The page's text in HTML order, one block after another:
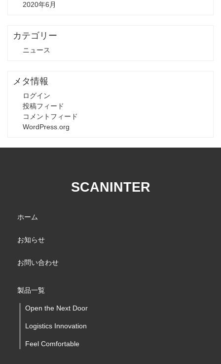
2020年6月
カテゴリー
ニュース
メタ情報
ログイン
投稿フィード
コメントフィード
WordPress.org
SCANINTER
ホーム
お知らせ
お問い合わせ
製品一覧
Open the Next Door
Logistics Innovation
Feel Comfortable